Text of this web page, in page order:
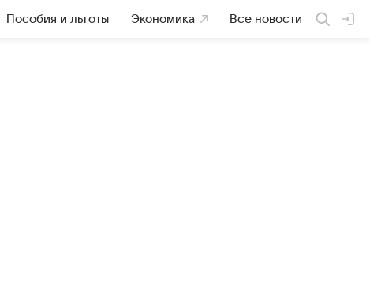
Пособия и льготы Экономика Все новости